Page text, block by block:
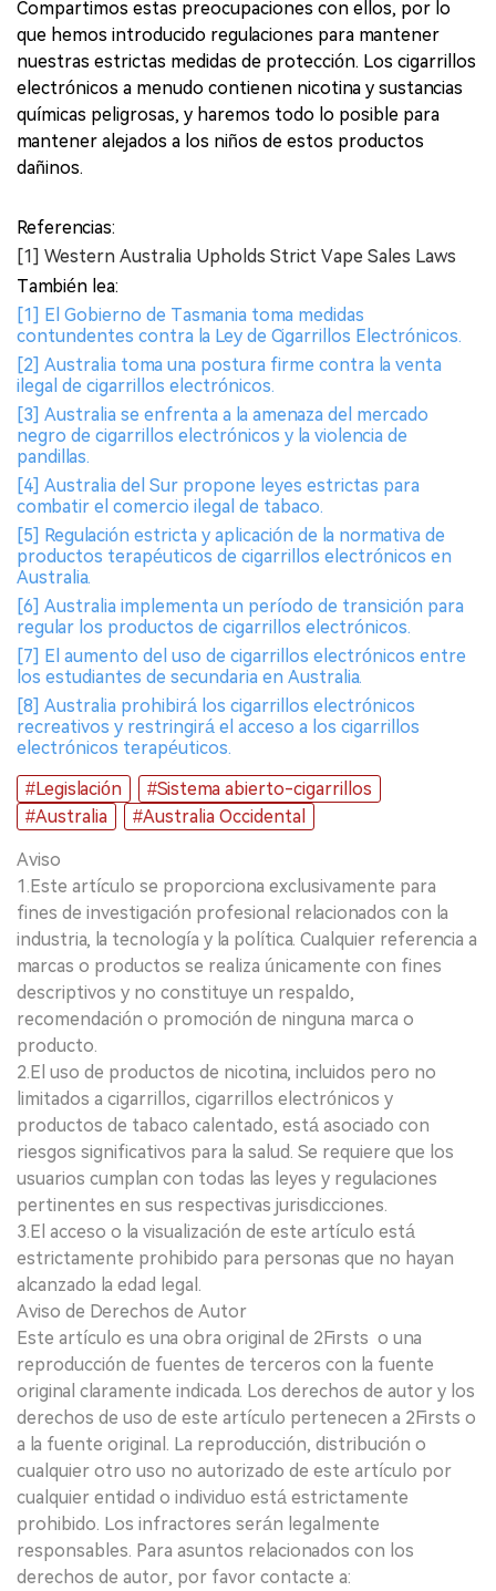
Compartimos estas preocupaciones con ellos, por lo
que hemos introducido regulaciones para mantener
nuestras estrictas medidas de protección. Los cigarrillos
electrónicos a menudo contienen nicotina y sustancias
químicas peligrosas, y haremos todo lo posible para
mantener alejados a los niños de estos productos
dañinos.
Referencias:
[1] Western Australia Upholds Strict Vape Sales Laws
También lea:
[1] El Gobierno de Tasmania toma medidas
contundentes contra la Ley de Cigarrillos Electrónicos.
[2] Australia toma una postura firme contra la venta
ilegal de cigarrillos electrónicos.
[3] Australia se enfrenta a la amenaza del mercado
negro de cigarrillos electrónicos y la violencia de
pandillas.
[4] Australia del Sur propone leyes estrictas para
combatir el comercio ilegal de tabaco.
[5] Regulación estricta y aplicación de la normativa de
productos terapéuticos de cigarrillos electrónicos en
Australia.
[6] Australia implementa un período de transición para
regular los productos de cigarrillos electrónicos.
[7] El aumento del uso de cigarrillos electrónicos entre
los estudiantes de secundaria en Australia.
[8] Australia prohibirá los cigarrillos electrónicos
recreativos y restringirá el acceso a los cigarrillos
electrónicos terapéuticos.
#Legislación
#Sistema abierto-cigarrillos
#Australia
#Australia Occidental
Aviso
1.Este artículo se proporciona exclusivamente para
fines de investigación profesional relacionados con la
industria, la tecnología y la política. Cualquier referencia a
marcas o productos se realiza únicamente con fines
descriptivos y no constituye un respaldo,
recomendación o promoción de ninguna marca o
producto.
2.El uso de productos de nicotina, incluidos pero no
limitados a cigarrillos, cigarrillos electrónicos y
productos de tabaco calentado, está asociado con
riesgos significativos para la salud. Se requiere que los
usuarios cumplan con todas las leyes y regulaciones
pertinentes en sus respectivas jurisdicciones.
3.El acceso o la visualización de este artículo está
estrictamente prohibido para personas que no hayan
alcanzado la edad legal.
Aviso de Derechos de Autor
Este artículo es una obra original de 2Firsts o una
reproducción de fuentes de terceros con la fuente
original claramente indicada. Los derechos de autor y los
derechos de uso de este artículo pertenecen a 2Firsts o
a la fuente original. La reproducción, distribución o
cualquier otro uso no autorizado de este artículo por
cualquier entidad o individuo está estrictamente
prohibido. Los infractores serán legalmente
responsables. Para asuntos relacionados con los
derechos de autor, por favor contacte a: